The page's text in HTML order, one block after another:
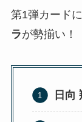
第1弾カード
ラが勢揃い！
日向